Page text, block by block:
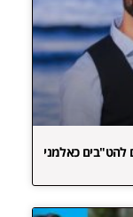
להט"בים כאלמני